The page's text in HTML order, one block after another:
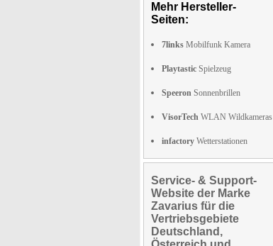
Mehr Hersteller-
Seiten:
7links Mobilfunk Kamera
Playtastic Spielzeug
Speeron Sonnenbrillen
VisorTech WLAN Wildkameras
infactory Wetterstationen
Service- & Support-
Website der Marke
Zavarius für die
Vertriebsgebiete
Deutschland,